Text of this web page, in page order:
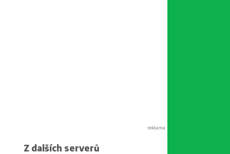
reklama
Z dalších serverů